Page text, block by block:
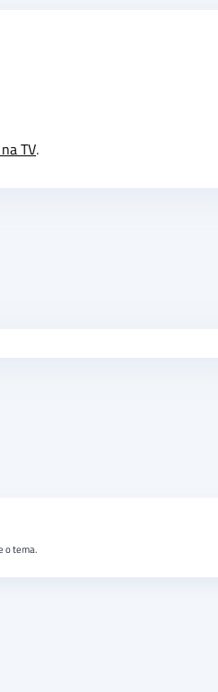
TV.
o tema.